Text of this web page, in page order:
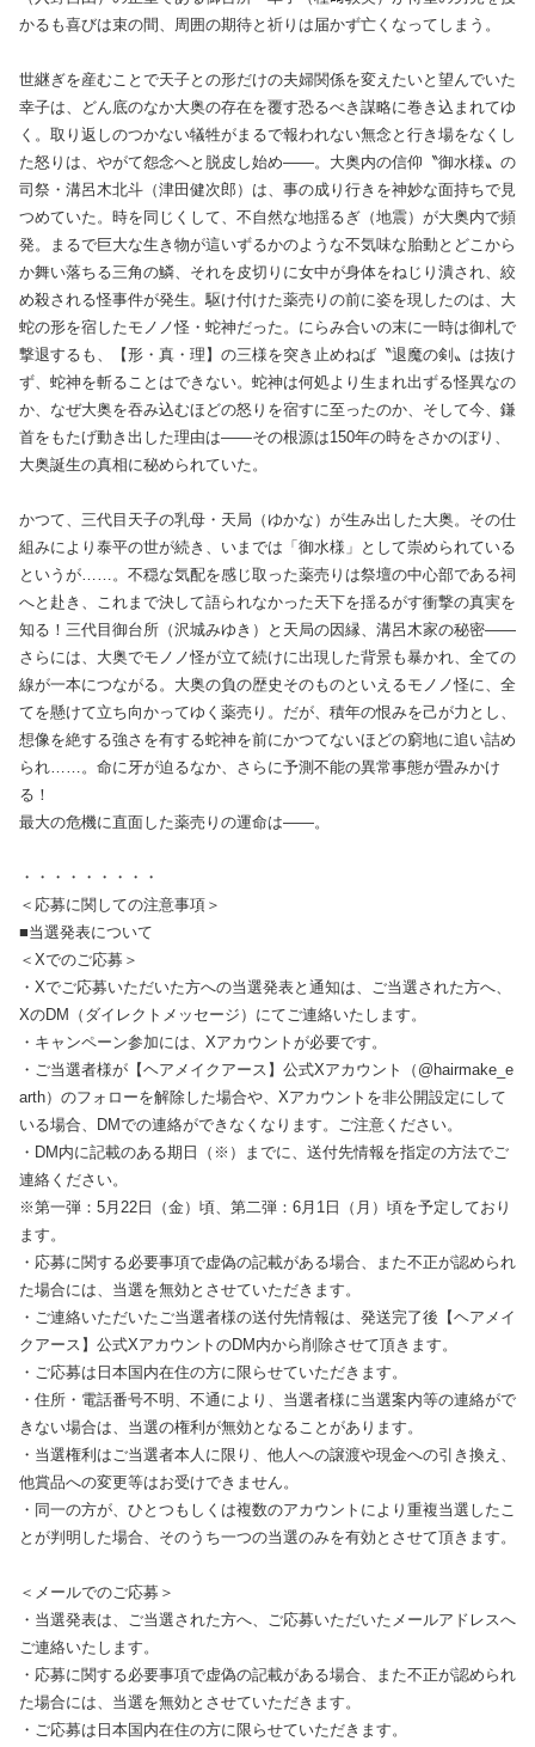
かるも喜びは束の間、周囲の期待と祈りは届かず亡くなってしまう。
世継ぎを産むことで天子との形だけの夫婦関係を変えたいと望んでいた
幸子は、どん底のなか大奥の存在を覆す恐るべき謀略に巻き込まれてゆ
く。取り返しのつかない犠牲がまるで報われない無念と行き場をなくし
た怒りは、やがて怨念へと脱皮し始め――。大奥内の信仰〝御水様〟の
司祭・溝呂木北斗（津田健次郎）は、事の成り行きを神妙な面持ちで見
つめていた。時を同じくして、不自然な地揺るぎ（地震）が大奥内で頻
発。まるで巨大な生き物が這いずるかのような不気味な胎動とどこから
か舞い落ちる三角の鱗、それを皮切りに女中が身体をねじり潰され、絞
め殺される怪事件が発生。駆け付けた薬売りの前に姿を現したのは、大
蛇の形を宿したモノノ怪・蛇神だった。にらみ合いの末に一時は御札で
撃退するも、【形・真・理】の三様を突き止めねば〝退魔の剣〟は抜け
ず、蛇神を斬ることはできない。蛇神は何処より生まれ出ずる怪異なの
か、なぜ大奥を吞み込むほどの怒りを宿すに至ったのか、そして今、鎌
首をもたげ動き出した理由は――その根源は150年の時をさかのぼり、
大奥誕生の真相に秘められていた。
かつて、三代目天子の乳母・天局（ゆかな）が生み出した大奥。その仕
組みにより泰平の世が続き、いまでは「御水様」として崇められている
というが……。不穏な気配を感じ取った薬売りは祭壇の中心部である祠
へと赴き、これまで決して語られなかった天下を揺るがす衝撃の真実を
知る！三代目御台所（沢城みゆき）と天局の因縁、溝呂木家の秘密――
さらには、大奥でモノノ怪が立て続けに出現した背景も暴かれ、全ての
線が一本につながる。大奥の負の歴史そのものといえるモノノ怪に、全
てを懸けて立ち向かってゆく薬売り。だが、積年の恨みを己が力とし、
想像を絶する強さを有する蛇神を前にかつてないほどの窮地に追い詰め
られ……。命に牙が迫るなか、さらに予測不能の異常事態が畳みかけ
る！
最大の危機に直面した薬売りの運命は――。
・・・・・・・・・
＜応募に関しての注意事項＞
■当選発表について
＜Xでのご応募＞
・Xでご応募いただいた方への当選発表と通知は、ご当選された方へ、
XのDM（ダイレクトメッセージ）にてご連絡いたします。
・キャンペーン参加には、Xアカウントが必要です。
・ご当選者様が【ヘアメイクアース】公式Xアカウント（@hairmake_e
arth）のフォローを解除した場合や、Xアカウントを非公開設定にして
いる場合、DMでの連絡ができなくなります。ご注意ください。
・DM内に記載のある期日（※）までに、送付先情報を指定の方法でご
連絡ください。
※第一弾：5月22日（金）頃、第二弾：6月1日（月）頃を予定しており
ます。
・応募に関する必要事項で虚偽の記載がある場合、また不正が認められ
た場合には、当選を無効とさせていただきます。
・ご連絡いただいたご当選者様の送付先情報は、発送完了後【ヘアメイ
クアース】公式XアカウントのDM内から削除させて頂きます。
・ご応募は日本国内在住の方に限らせていただきます。
・住所・電話番号不明、不通により、当選者様に当選案内等の連絡がで
きない場合は、当選の権利が無効となることがあります。
・当選権利はご当選者本人に限り、他人への譲渡や現金への引き換え、
他賞品への変更等はお受けできません。
・同一の方が、ひとつもしくは複数のアカウントにより重複当選したこ
とが判明した場合、そのうち一つの当選のみを有効とさせて頂きます。
＜メールでのご応募＞
・当選発表は、ご当選された方へ、ご応募いただいたメールアドレスへ
ご連絡いたします。
・応募に関する必要事項で虚偽の記載がある場合、また不正が認められ
た場合には、当選を無効とさせていただきます。
・ご応募は日本国内在住の方に限らせていただきます。